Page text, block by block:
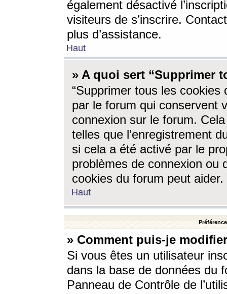
également désactivé
visiteurs de s’inscrire.
plus d’assistance.
Haut
» A quoi sert “Supprimer
“Supprimer tous les cookies
par le forum qui conservent
connexion sur le forum.
telles que l’enregistrement
si cela a été activé par le
problèmes de connexion ou
cookies du forum peut aider.
Haut
» Comment puis-je
Si vous êtes un utilisateur
dans la base de données du
Panneau de Contrôle de